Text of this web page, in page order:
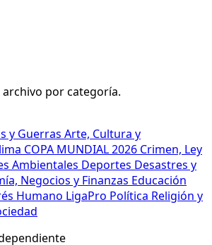
por categoría.
y Guerras Arte, Cultura y
COPA MUNDIAL 2026 Crimen, Ley
Ambientales Deportes Desastres y
Negocios y Finanzas Educación
Humano LigaPro Política Religión y